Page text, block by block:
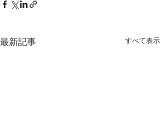
最新記事 すべて表示